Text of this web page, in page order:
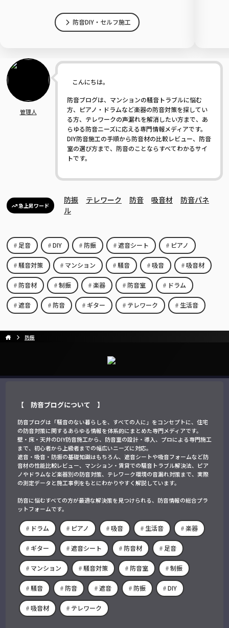
防音DIY・セルフ施工
管理人
こんにちは。
防音ブログは、マンションの騒音トラブルに悩む
方、ピアノ・ドラムなど楽器の防音対策を探してい
る方、テレワークの声漏れを解消したい方まで、あ
らゆる防音ニーズに応える専門情報メディアです。
DIY防音施工の手順から防音材の比較レビュー、防音
室の選び方まで、防音のことならすべてわかるサイ
トです。
急上昇ワード
防振 テレワーク 防音 吸音材
防音パネ
ル
足音 DIY 防振 遮音シート ピアノ
騒音対策 マンション 騒音 吸音 吸音材
防音材 制振 楽器 防音室 ドラム
遮音 防音 ギター テレワーク 生活音
防振
【 防音ブログについて 】
防音ブログは「騒音のない暮らしを、すべての人に」をコンセプトに、住宅
の防音対策に関するあらゆる情報を体系的にまとめた専門メディアです。
壁・床・天井のDIY防音施工から、防音室の設計・導入、プロによる専門施工
まで、初心者から上級者までの幅広いニーズに対応。
遮音・吸音・防振の基礎知識はもちろん、遮音シートや吸音フォームなど防
音材の性能比較レビュー、マンション・賃貸での騒音トラブル解決法、ピア
ノやドラムなど楽器別の防音対策、テレワーク環境の音漏れ対策まで、実際
の測定データと施工事例をもとにわかりやすく解説しています。
防音に悩むすべての方が最適な解決策を見つけられる、防音情報の総合プラ
ットフォームです。
ドラム ピアノ 吸音 生活音 楽器
ギター 遮音シート 防音材 足音
マンション 騒音対策 防音室 制振
騒音 防音 遮音 防振 DIY
吸音材 テレワーク